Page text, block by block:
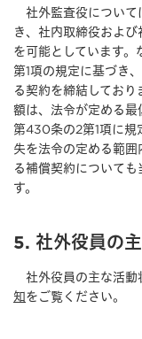
社外監査役について
き、社内取締役およ
を可能としています
第1項の規定に基づき
る契約を締結してお
額は、法令が定める
第430条の2第1項に規
失を法令の定める範
る補償契約について
す。
5. 社外役員の
社外役員の主な活動
知をご覧ください。